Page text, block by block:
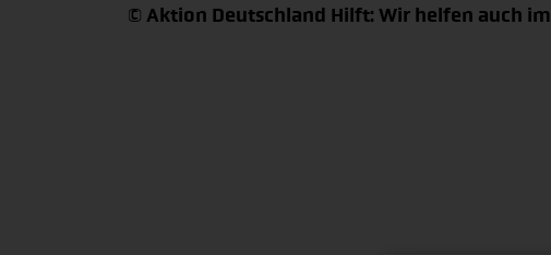
© Aktion Deutschland Hilft: Wir helfen auch